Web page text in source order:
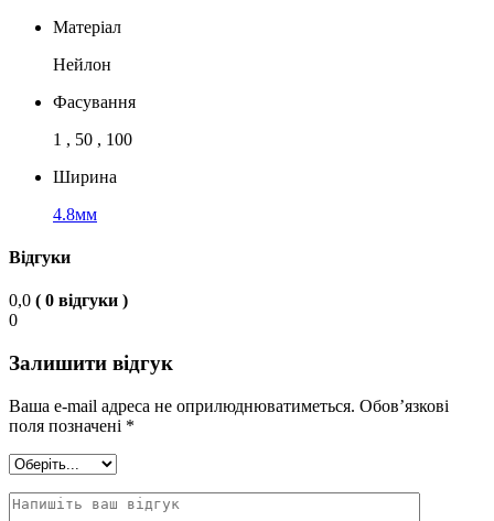
Матеріал
Нейлон
Фасування
1 , 50 , 100
Ширина
4.8мм
Відгуки
0,0 ( 0 відгуки )
0
Залишити відгук
Ваша e-mail адреса не оприлюднюватиметься. Обов’язкові
поля позначені *